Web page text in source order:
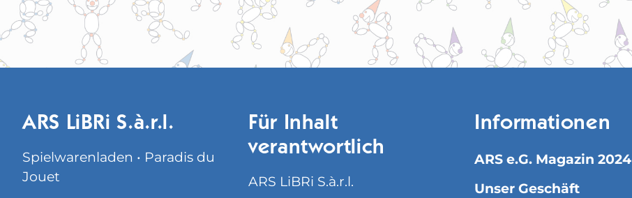
ARS LiBRi S.à.r.l.
Spielwarenladen • Paradis du
Jouet
Für Inhalt
verantwortlich
ARS LiBRi S.à.r.l.
Informationen
ARS e.G. Magazin 2024
Unser Geschäft